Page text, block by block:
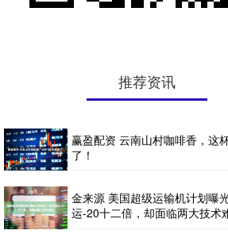
推荐资讯
赢盈配资 云南山村咖啡香，这
了！
金来源 美国超级运输机计划曝
运-20十二倍，却面临两大技术